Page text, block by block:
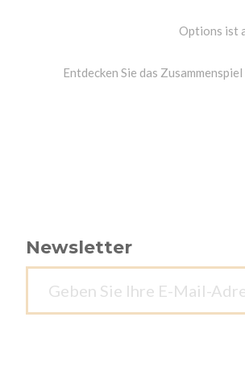
Options ist
Entdecken Sie das
Newsletter